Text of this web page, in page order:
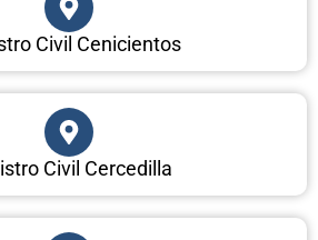
Civil Cenicientos
Civil Cercedilla